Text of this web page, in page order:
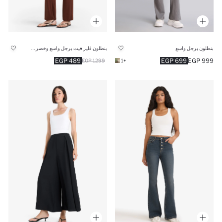
بنطلون برجل واسع
699 EGP 999 EGP
+1
489 EGP 1299 EGP